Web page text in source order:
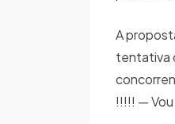
A
tentativa
!!!!! —